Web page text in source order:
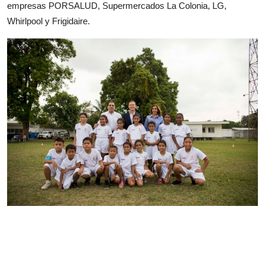
empresas PORSALUD, Supermercados La Colonia, LG,
Whirlpool y Frigidaire.